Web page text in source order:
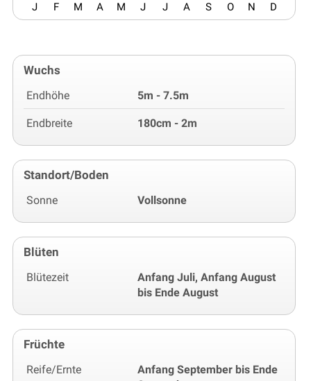
J F M A M J J A S O N D
Wuchs
Endhöhe 5m - 7.5m
Endbreite 180cm - 2m
Standort/Boden
Sonne Vollsonne
Blüten
Blütezeit
Anfang Juli, Anfang August
bis Ende August
Früchte
Reife/Ernte
Anfang September bis Ende